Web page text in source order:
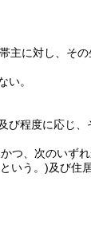
主に対し、そ
い。
び程度に応じ、
つ、次のいず
いう。)及び住